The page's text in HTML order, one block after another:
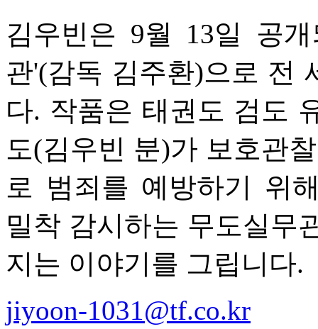
김우빈은 9월 13일 공
관'(감독 김주환)으로 전
다. 작품은 태권도 검도
도(김우빈 분)가 보호관
로 범죄를 예방하기 위
밀착 감시하는 무도실무
지는 이야기를 그립니다.
jiyoon-1031@tf.co.kr